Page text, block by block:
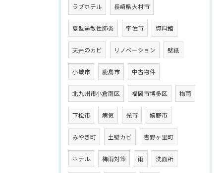
ラブホテル 長崎県大村市
夏型過敏性肺炎 宇佐市 資料館
天井のカビ リノベーション 壁紙
小城市 鹿島市 中古物件
北九州市小倉南区 福岡市博多区 梅雨
下松市 病気 光市 嬉野市
みやき町 土壁カビ 吉野ヶ里町
ホテル 梅雨対策 雨 洗面所